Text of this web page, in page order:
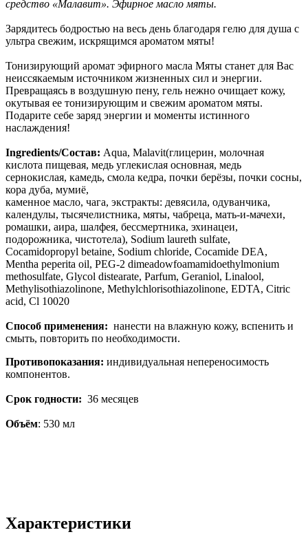
средство «Малавит». Эфирное масло мяты.
Зарядитесь бодростью на весь день благодаря гелю для душа с
ультра свежим, искрящимся ароматом мяты!
Тонизирующий аромат эфирного масла Мяты станет для Вас
неиссякаемым источником жизненных сил и энергии.
Превращаясь в воздушную пену, гель нежно очищает кожу,
окутывая ее тонизирующим и свежим ароматом мяты.
Подарите себе заряд энергии и моменты истинного
наслаждения!
Ingredients/Состав: Aqua, Malavit(глицерин, молочная
кислота пищевая, медь углекислая основная, медь
сернокислая, камедь, смола кедра, почки берёзы, почки сосны,
кора дуба, мумиё,
каменное масло, чага, экстракты: девясила, одуванчика,
календулы, тысячелистника, мяты, чабреца, мать-и-мачехи,
ромашки, аира, шалфея, бессмертника, эхинацеи,
подорожника, чистотела), Sodium laureth sulfate,
Cocamidopropyl betaine, Sodium chloride, Cocamide DEA,
Mentha peperita oil, PEG-2 dimeadowfoamamidoethylmonium
methosulfate, Glycol distearate, Parfum, Geraniol, Linalool,
Methylisothiazolinone, Methylchlorisothiazolinone, EDTA, Citric
acid, Cl 10020
Способ применения: нанести на влажную кожу, вспенить и
смыть, повторить по необходимости.
Противопоказания: индивидуальная непереносимость
компонентов.
Срок годности: 36 месяцев
Объём: 530 мл
Характеристики